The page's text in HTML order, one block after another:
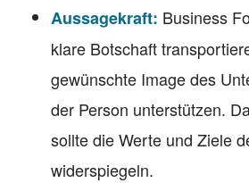
Aussagekraft: Business
klare Botschaft
gewünschte Image des
der Person unterstützen.
sollte die Werte und Ziele
widerspiegeln.